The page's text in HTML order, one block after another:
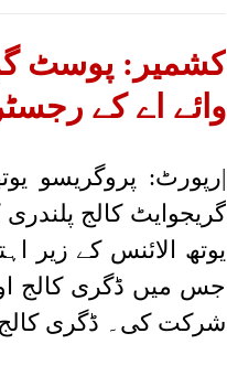
کشمیر: پوسٹ
وائے اے کے
|رپورٹ: پروگریسو
گریجوایٹ کالج
یوتھ الائنس کے زیر
جس میں ڈگری کالج
شرکت کی۔ ڈگری